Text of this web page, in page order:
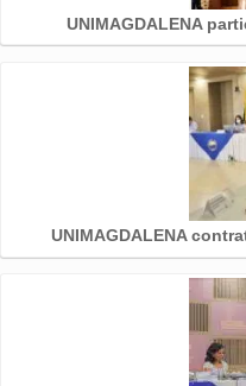
UNIMAGDALENA
UNIMAGDALENA